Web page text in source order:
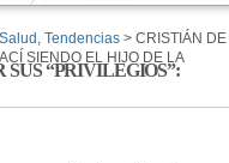
Salud , Tendencias > CRISTIÁN DE
SIENDO EL HIJO DE LA
“PRIVILEGIOS”: